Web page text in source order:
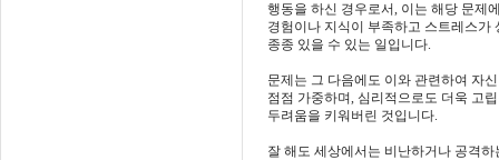
행동을 하신 경우로서, 이는 해당 문제
경험이나 지식이 부족하고 스트레스가
종종 있을 수 있는 일입니다.
문제는 그 다음에도 이와 관련하여 자
점점 가중하며, 심리적으로도 더욱 고
두려움을 키워버린 것입니다.
잘 해도 세상에서는 비난하거나 공격하